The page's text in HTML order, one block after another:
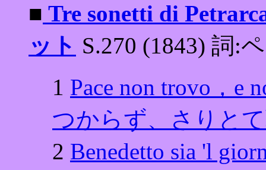
■ Tre sonetti di
ット S.270 (1843) 詞:
1 Pace non trovo，e
つからず、さりと
2 Benedetto sia 'l